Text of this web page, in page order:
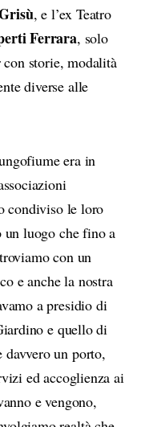
, e l’ex Teatro
Ferrara, solo
storie, modalità
diverse alle
era in
condiviso le loro
un luogo che fino a
con un
e anche la nostra
a presidio di
e quello di
davvero un porto,
ed accoglienza ai
e vengono,